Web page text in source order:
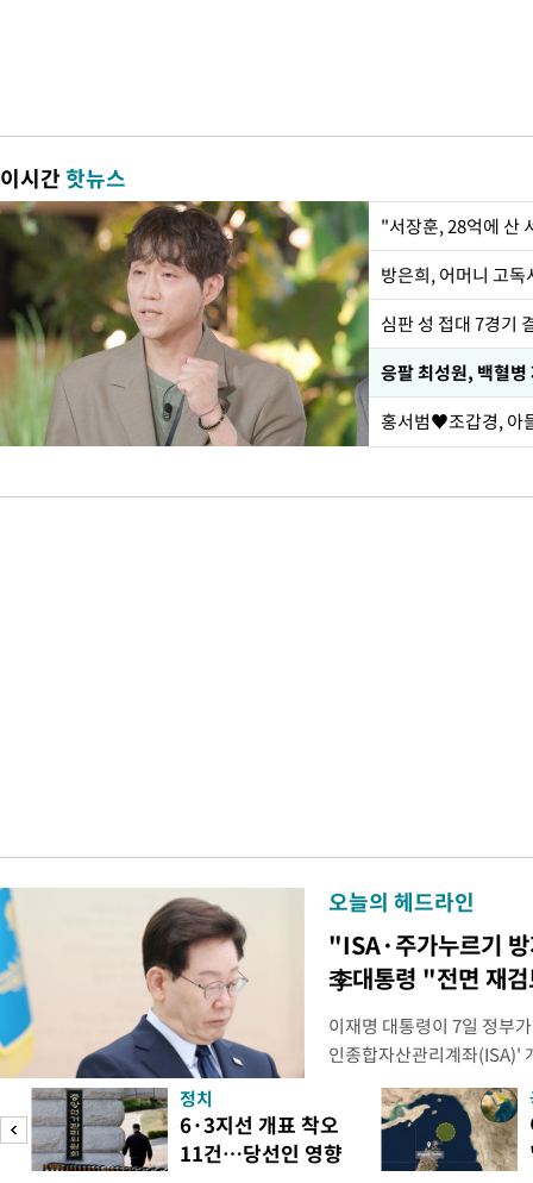
이시간핫뉴스
"서장훈, 28억에 산
방은희, 어머니 고
심판 성 접대 7경기
응팔 최성원, 백혈
홍서범♥조갑경, 아
오늘의 헤드라인
"ISA·주가누르기
李대통령 "전면 재
이재명 대통령이 7일 정부
인종합자산관리계좌(ISA)'
안'을 전면 재검토 할 것을
들과의 상황 점검 회의에서
지법안을 둘러싼 투자자들
았다. 이 자리에서 이 대통
정치
6·3지선 개표 착오
11건…당선인 영향